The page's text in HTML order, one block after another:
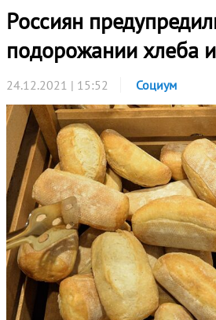
Россиян
подорожании хлеба
24.12.2021 | 15:52 Социум